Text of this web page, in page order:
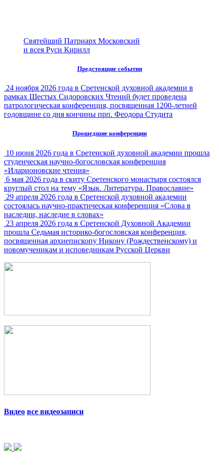
Святейший Патриарх Московский
и всея Руси Кирилл
Предстоящие события
24 ноября 2026 года в Сретенской духовной академии в
рамках Шестых Сидоровских Чтений будет проведена
патрологическая конференция, посвященная 1200-летней
годовщине со дня кончины прп. Феодора Студита
Прошедшие конференции
10 июня 2026 года в Сретенской духовной академии прошла
студенческая научно-богословская конференция
«Иларионовские чтения»
6 мая 2026 года в скиту Сретенского монастыря состоялся
круглый стол на тему «Язык. Литература. Православие»
29 апреля 2026 года в Сретенской духовной академии
состоялась научно-практическая конференция «Слова в
наследии, наследие в словах»
23 апреля 2026 года в Сретенской Духовной Академии
прошла Седьмая историко-богословская конференция,
посвященная архиепископу Никону (Рождественскому) и
новомученикам и исповедникам Русской Церкви
Видео все видеозаписи